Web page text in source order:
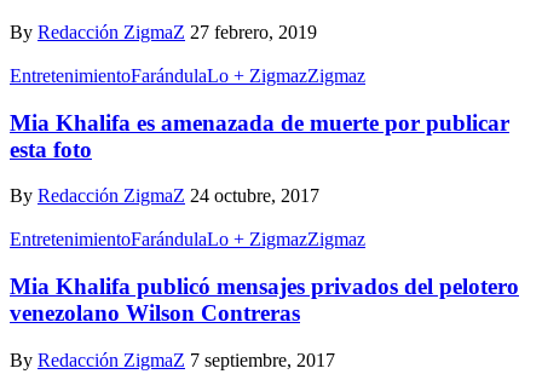
By Redacción ZigmaZ 27 febrero, 2019
EntretenimientoFarándulaLo + ZigmazZigmaz
Mia Khalifa es amenazada de muerte por publicar
esta foto
By Redacción ZigmaZ 24 octubre, 2017
EntretenimientoFarándulaLo + ZigmazZigmaz
Mia Khalifa publicó mensajes privados del pelotero
venezolano Wilson Contreras
By Redacción ZigmaZ 7 septiembre, 2017